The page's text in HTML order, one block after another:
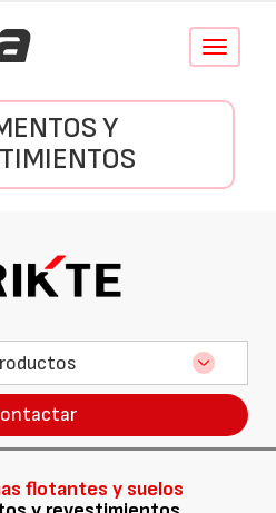
Conmutar
Y
flotantes y suelos